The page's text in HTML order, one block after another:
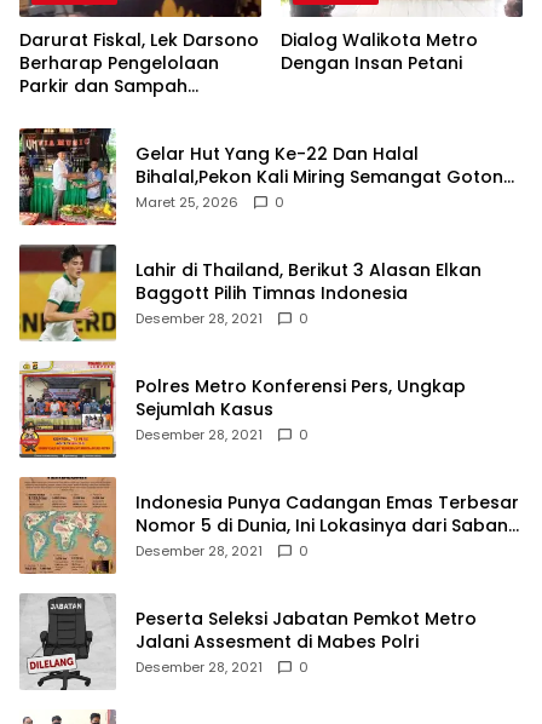
Darurat Fiskal, Lek Darsono
Berharap Pengelolaan
Parkir dan Sampah
Dialog Walikota Metro
Dengan Insan Petani
Gelar Hut Yang Ke-22 Dan Halal
Bihalal,Pekon Kali Miring Semangat Gotong
Royong
Maret 25, 2026 0
Lahir di Thailand, Berikut 3 Alasan Elkan
Baggott Pilih Timnas Indonesia
Desember 28, 2021 0
Polres Metro Konferensi Pers, Ungkap
Sejumlah Kasus
Desember 28, 2021 0
Indonesia Punya Cadangan Emas Terbesar
Nomor 5 di Dunia, Ini Lokasinya dari Sabang
hingga Merauke
Desember 28, 2021 0
Peserta Seleksi Jabatan Pemkot Metro
Jalani Assesment di Mabes Polri
Desember 28, 2021 0